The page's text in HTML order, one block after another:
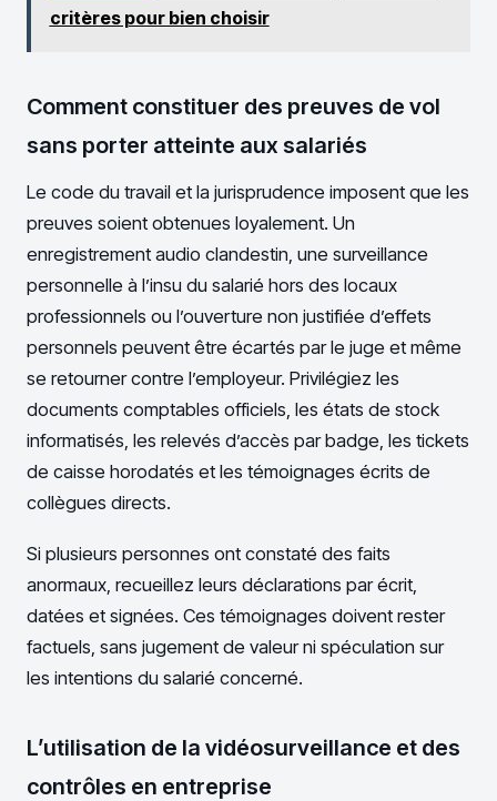
critères pour bien choisir
Comment constituer des preuves de vol
sans porter atteinte aux salariés
Le code du travail et la jurisprudence imposent que les
preuves soient obtenues loyalement. Un
enregistrement audio clandestin, une surveillance
personnelle à l’insu du salarié hors des locaux
professionnels ou l’ouverture non justifiée d’effets
personnels peuvent être écartés par le juge et même
se retourner contre l’employeur. Privilégiez les
documents comptables officiels, les états de stock
informatisés, les relevés d’accès par badge, les tickets
de caisse horodatés et les témoignages écrits de
collègues directs.
Si plusieurs personnes ont constaté des faits
anormaux, recueillez leurs déclarations par écrit,
datées et signées. Ces témoignages doivent rester
factuels, sans jugement de valeur ni spéculation sur
les intentions du salarié concerné.
L’utilisation de la vidéosurveillance et des
contrôles en entreprise